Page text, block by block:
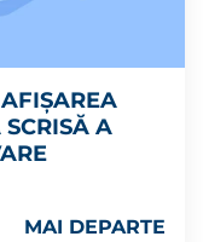
A
MAI DEPARTE